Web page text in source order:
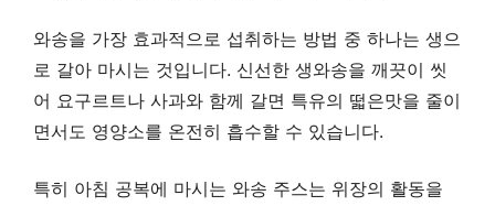
와송을 가장 효과적으로 섭취하는 방법 중 하나는 생으
로 갈아 마시는 것입니다. 신선한 생와송을 깨끗이 씻
어 요구르트나 사과와 함께 갈면 특유의 떫은맛을 줄이
면서도 영양소를 온전히 흡수할 수 있습니다.
특히 아침 공복에 마시는 와송 주스는 위장의 활동을